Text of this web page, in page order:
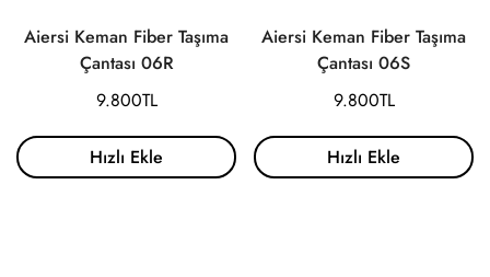
Aiersi Keman Fiber Taşıma
Çantası 06R
Normal
9.800TL
Hızlı Ekle
Aiersi Keman Fiber Taşıma
Çantası 06S
Normal
9.800TL
Hızlı Ekle